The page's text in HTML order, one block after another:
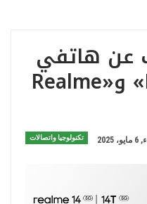
عن هاتفي
«realme 14 5G» و«realme
تكنولوجيا واتصالات 2025